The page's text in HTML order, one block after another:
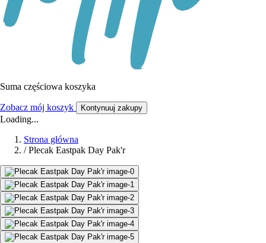
Suma częściowa koszyka
Zobacz mój koszyk Kontynuuj zakupy
Loading...
Strona główna
/ Plecak Eastpak Day Pak'r